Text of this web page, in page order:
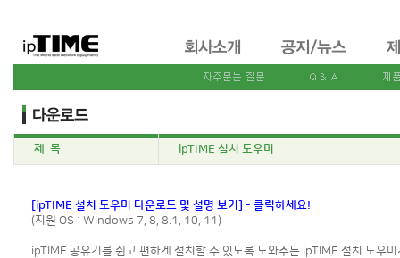
제 목 ipTIME 설치 도우미
[ipTIME 설치 도우미 다운로드 및 설명 보기] - 클릭하세요!
(지원 OS : Windows 7, 8, 8.1, 10, 11)
ipTIME 공유기를 쉽고 편하게 설치할 수 있도록 도와주는 ipTIME 설치 도우미